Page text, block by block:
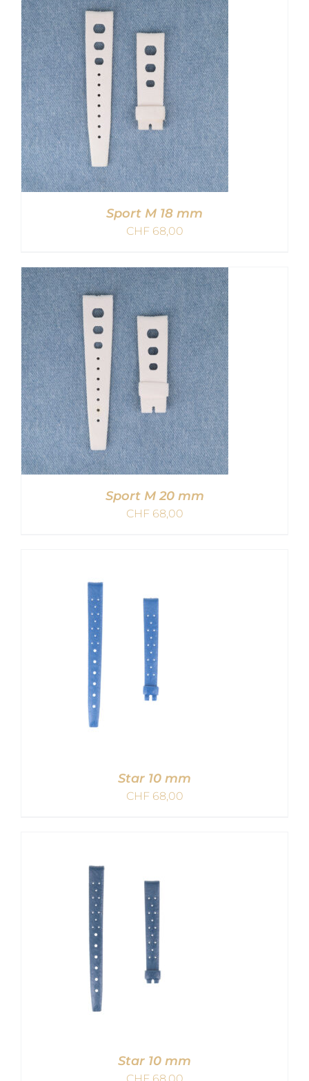
IN DEN WARENKORB
/
DETAILS
IN DEN WARENKORB
/
DETAILS
Sport M 18 mm
CHF68,00
Sport M 20 mm
CHF68,00
Star 10 mm
CHF68,00
Star 10 mm